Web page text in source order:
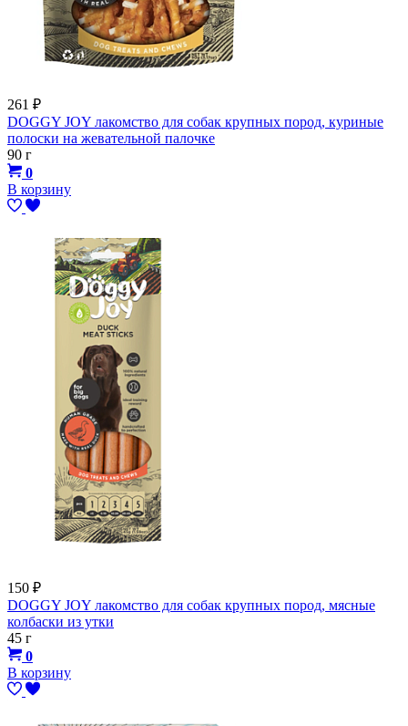
261 ₽
DOGGY JOY лакомство для собак крупных пород, куриные
полоски на жевательной палочке
90 г
0
В корзину
150 ₽
DOGGY JOY лакомство для собак крупных пород, мясные
колбаски из утки
45 г
0
В корзину